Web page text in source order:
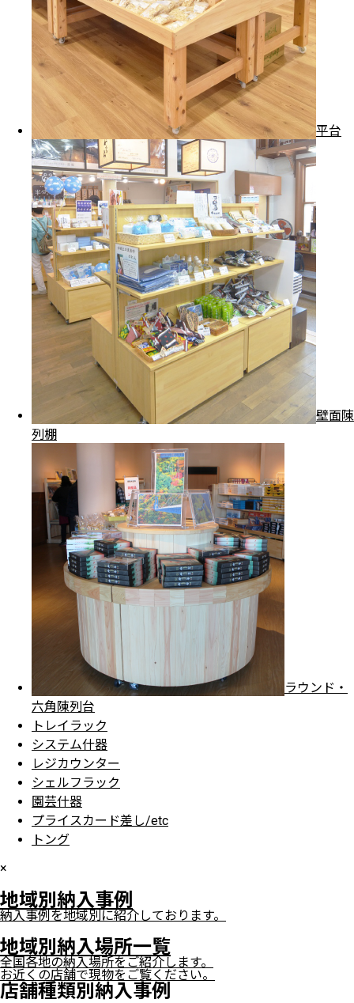
平台
壁面陳
列棚
ラウンド・
六角陳列台
トレイラック
システム什器
レジカウンター
シェルフラック
園芸什器
プライスカード差し/etc
トング
×
地域別納入事例
納入事例を地域別に紹介しております。
地域別納入場所一覧
全国各地の納入場所をご紹介します。
お近くの店舗で現物をご覧ください。
店舗種類別納入事例